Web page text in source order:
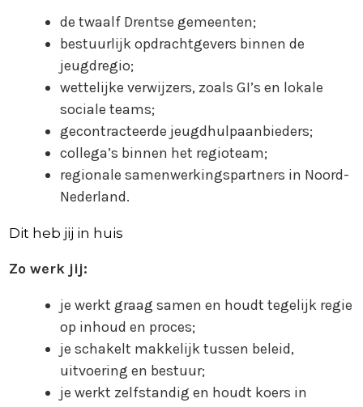
de twaalf Drentse gemeenten;
bestuurlijk opdrachtgevers binnen de
jeugdregio;
wettelijke verwijzers, zoals GI’s en lokale
sociale teams;
gecontracteerde jeugdhulpaanbieders;
collega’s binnen het regioteam;
regionale samenwerkingspartners in Noord-
Nederland.
Dit heb jij in huis
Zo werk jij:
je werkt graag samen en houdt tegelijk regie
op inhoud en proces;
je schakelt makkelijk tussen beleid,
uitvoering en bestuur;
je werkt zelfstandig en houdt koers in